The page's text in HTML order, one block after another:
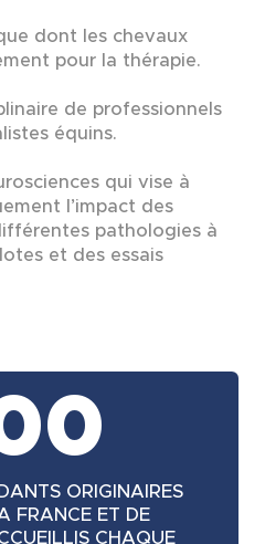
dont les chevaux
pour la thérapie.
de professionnels
équins.
qui vise à
l’impact des
pathologies à
et des essais
ORIGINAIRES
FRANCE ET DE
CHAQUE